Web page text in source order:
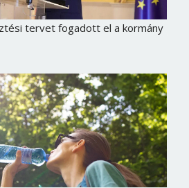
tervet fogadott el a kormány